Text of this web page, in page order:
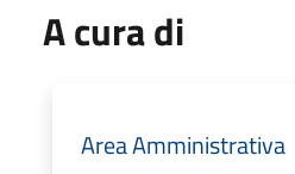
A cura di
Area Amministrativa